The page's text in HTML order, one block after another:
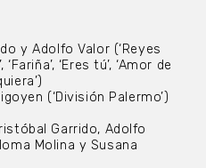
y Adolfo Valor (‘Reyes
‘Eres tú’, ‘Amor de
(‘División Palermo’)
Garrido, Adolfo
Molina y Susana